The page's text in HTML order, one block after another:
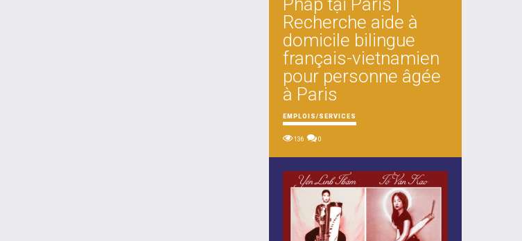
Recherche aide à
domicile bilingue
français-vietnamien
pour personne âgée
à Paris
EMPLOIS/SERVICES
136 0